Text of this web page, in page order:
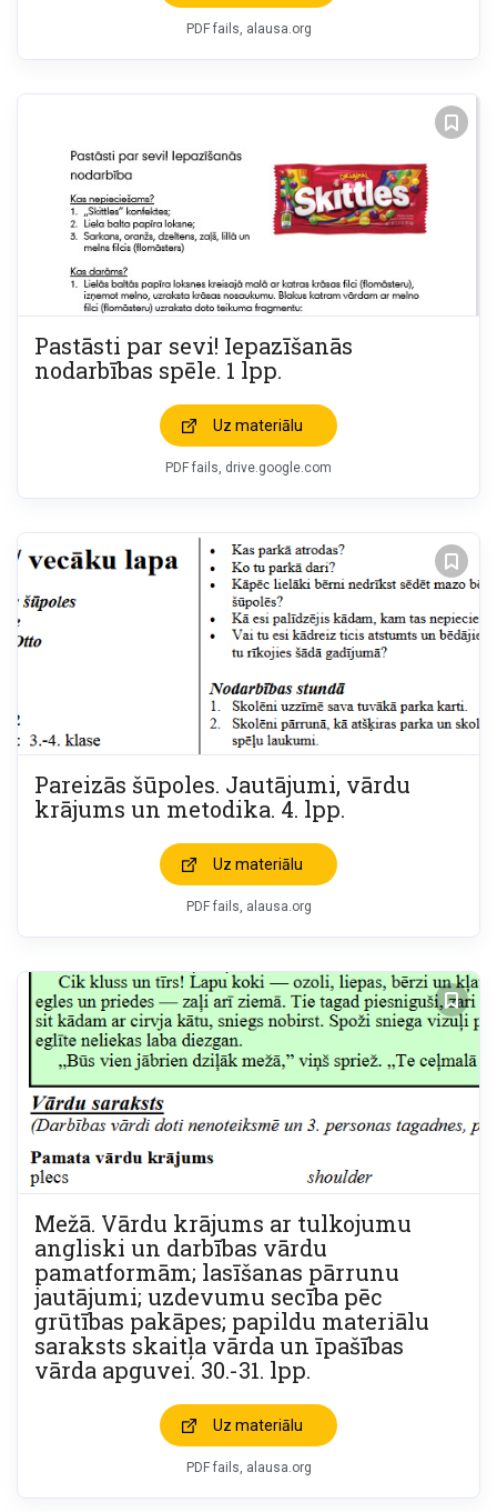
PDF fails, alausa.org
Pastāsti par sevi! Iepazīšanās
nodarbības spēle. 1 lpp.
Uz materiālu
PDF fails, drive.google.com
Pareizās šūpoles. Jautājumi, vārdu
krājums un metodika. 4. lpp.
Uz materiālu
PDF fails, alausa.org
Mežā. Vārdu krājums ar tulkojumu
angliski un darbības vārdu
pamatformām; lasīšanas pārrunu
jautājumi; uzdevumu secība pēc
grūtības pakāpes; papildu materiālu
saraksts skaitļa vārda un īpašības
vārda apguvei. 30.-31. lpp.
Uz materiālu
PDF fails, alausa.org